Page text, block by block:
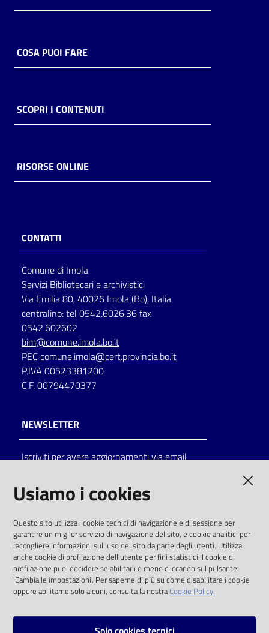
COSA PUOI FARE
SCOPRI I CONTENUTI
RISORSE ONLINE
CONTATTI
Comune di Imola
Servizi Bibliotecari e archivistici
Via Emilia 80, 40026 Imola (Bo), Italia
centralino: tel 0542.6026.36 fax
0542.602602
bim@comune.imola.bo.it
PEC comune.imola@cert.provincia.bo.it
P.IVA 00523381200
C.F. 00794470377
NEWSLETTER
Iscriviti per avere aggiornamenti via email
solo alle condizioni previste dalla direttiva
comunitaria 2003/98/CE e dal d.lgs. 36/2006
SOCIAL
Instagram
Usiamo i cookies
Questo sito utilizza i cookie tecnici di navigazione e di sessione per
garantire un miglior servizio di navigazione del sito, e cookie analitici per
raccogliere informazioni sull'uso del sito da parte degli utenti. Utilizza
anche cookie di profilazione dell'utente per fini statistici. I cookie di
profilazione puoi decidere se abilitarli o meno cliccando sul pulsante
'Cambia le impostazioni'. Per saperne di più su come disabilitare i cookie
oppure abilitarne solo alcuni, consulta la nostraCookie Policy.